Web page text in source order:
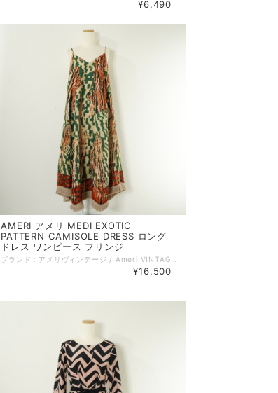
¥6,490
AMERI アメリ MEDI EXOTIC
PATTERN CAMISOLE DRESS ロング
ドレス ワンピース フリンジ
¥16,500